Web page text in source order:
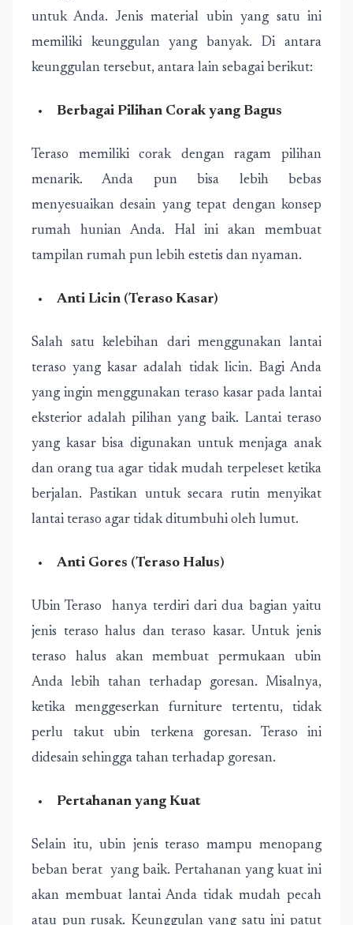
untuk Anda. Jenis material ubin yang satu ini
memiliki keunggulan yang banyak. Di antara
keunggulan tersebut, antara lain sebagai berikut:
Berbagai Pilihan Corak yang Bagus
Teraso memiliki corak dengan ragam pilihan
menarik. Anda pun bisa lebih bebas
menyesuaikan desain yang tepat dengan konsep
rumah hunian Anda. Hal ini akan membuat
tampilan rumah pun lebih estetis dan nyaman.
Anti Licin (Teraso Kasar)
Salah satu kelebihan dari menggunakan lantai
teraso yang kasar adalah tidak licin. Bagi Anda
yang ingin menggunakan teraso kasar pada lantai
eksterior adalah pilihan yang baik. Lantai teraso
yang kasar bisa digunakan untuk menjaga anak
dan orang tua agar tidak mudah terpeleset ketika
berjalan. Pastikan untuk secara rutin menyikat
lantai teraso agar tidak ditumbuhi oleh lumut.
Anti Gores (Teraso Halus)
Ubin Teraso hanya terdiri dari dua bagian yaitu
jenis teraso halus dan teraso kasar. Untuk jenis
teraso halus akan membuat permukaan ubin
Anda lebih tahan terhadap goresan. Misalnya,
ketika menggeserkan furniture tertentu, tidak
perlu takut ubin terkena goresan. Teraso ini
didesain sehingga tahan terhadap goresan.
Pertahanan yang Kuat
Selain itu, ubin jenis teraso mampu menopang
beban berat yang baik. Pertahanan yang kuat ini
akan membuat lantai Anda tidak mudah pecah
atau pun rusak. Keunggulan yang satu ini patut